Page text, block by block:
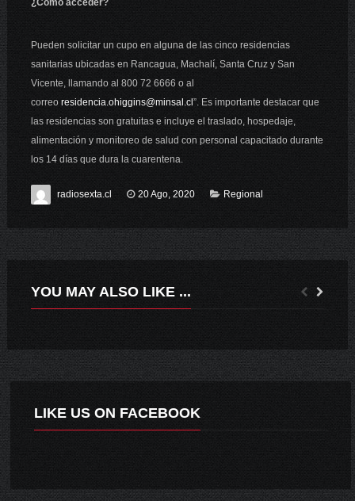
¿Cómo acceder?
Pueden solicitar un cupo en alguna de las cinco residencias
sanitarias ubicadas en Rancagua, Machalí, Santa Cruz y San
Vicente, llamando al 800 72 6666 o al
correo residencia.ohiggins@minsal.cl ”. Es importante destacar que
las residencias son gratuitas e incluye el traslado, hospedaje,
alimentación y monitoreo de salud con personal capacitado durante
los 14 días que dura la cuarentena.
radiosexta.cl 20 Ago, 2020 Regional
YOU MAY ALSO LIKE ...
LIKE US ON FACEBOOK